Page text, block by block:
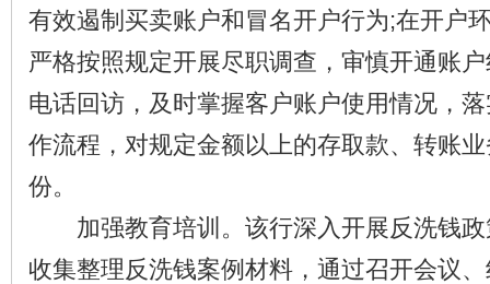
有效遏制买卖账户和冒名开户行为;在开户
严格按照规定开展尽职调查，审慎开通账
电话回访，及时掌握客户账户使用情况，
作流程，对规定金额以上的存取款、转账
份。
加强教育培训。该行深入开展反洗钱政
收集整理反洗钱案例材料，通过召开会议